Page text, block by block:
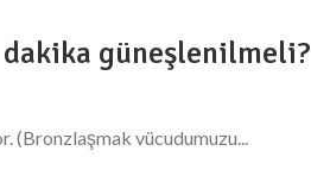
güneşlenilmeli?
(Bronzlaşmak vücudumuzu...